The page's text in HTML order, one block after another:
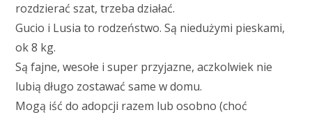
rozdzierać szat, trzeba działać.
Gucio i Lusia to rodzeństwo. Są niedużymi pieskami,
ok 8 kg.
Są fajne, wesołe i super przyjazne, aczkolwiek nie
lubią długo zostawać same w domu.
Mogą iść do adopcji razem lub osobno (choć